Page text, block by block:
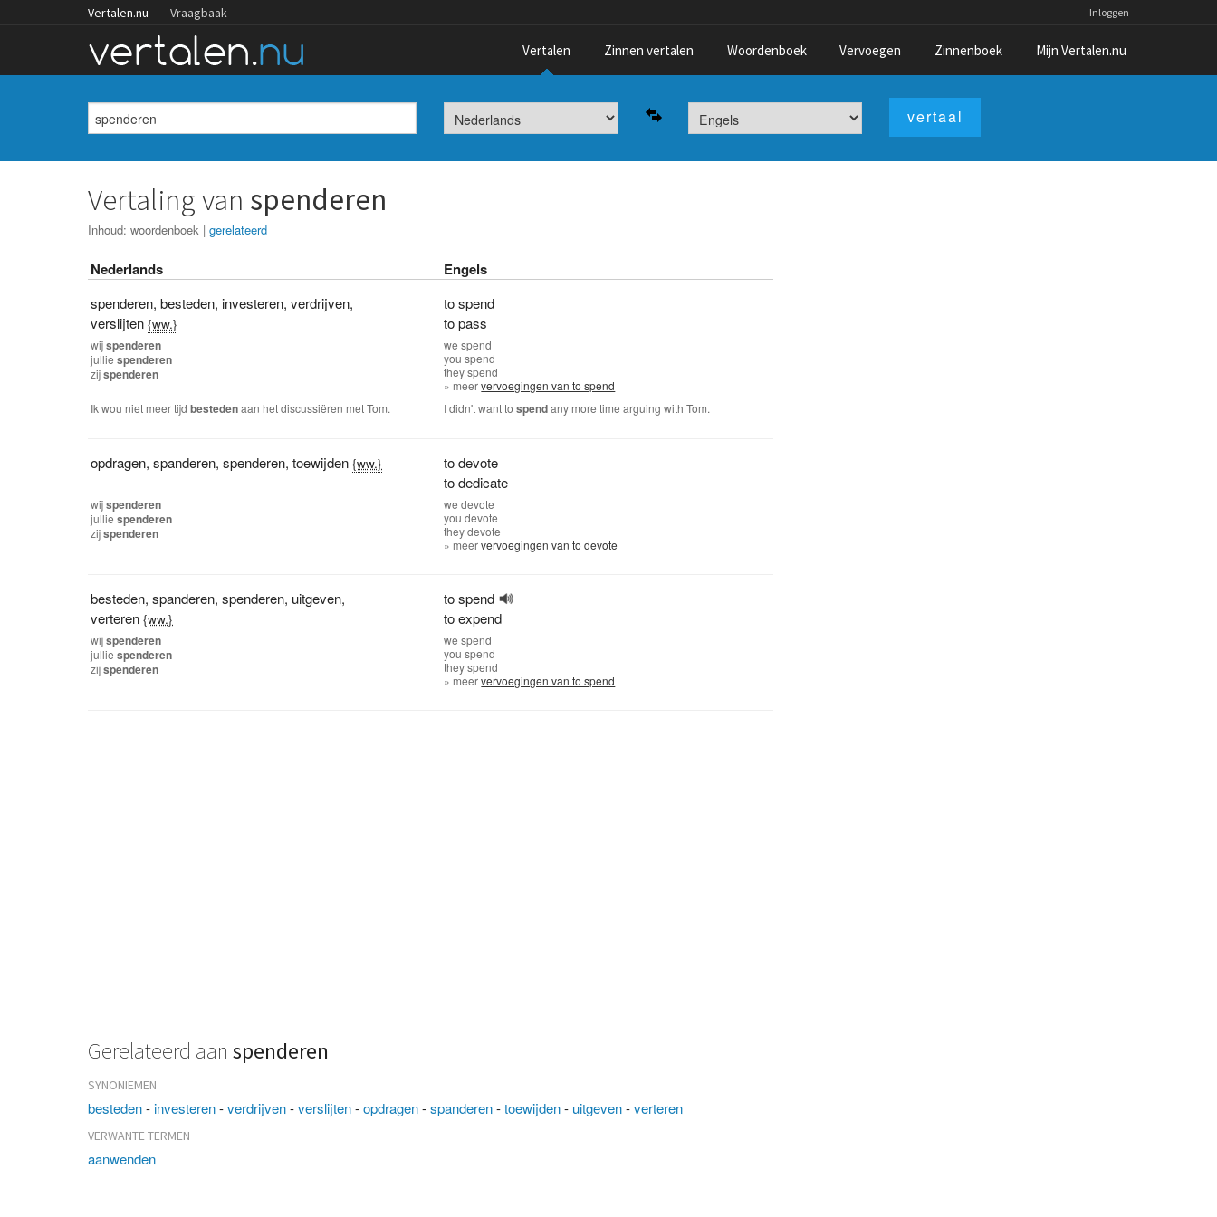
Vertalen.nu Vraagbaak Inloggen
Vertalen Zinnen vertalen Woordenboek Vervoegen Zinnenboek Mijn Vertalen.nu
Vertaling van spenderen
Inhoud:woordenboek |gerelateerd
Nederlands Engels
spenderen,besteden,investeren,verdrijven,
verslijten {ww.}
to spend
to pass
wijspenderen
julliespenderen
zijspenderen
wespend
youspend
theyspend
» meervervoegingen van to spend
Ik wou niet meer tijdbestedenaan het discussiëren met Tom. I didn't want tospendany more time arguing with Tom.
opdragen,spanderen,spenderen,toewijden {ww.}
to devote
to dedicate
wijspenderen
julliespenderen
zijspenderen
wedevote
youdevote
theydevote
» meervervoegingen van to devote
besteden,spanderen,spenderen, uitgeven,
verteren {ww.}
to spend
to expend
wijspenderen
julliespenderen
zijspenderen
wespend
youspend
theyspend
» meervervoegingen van to spend
Gerelateerd aanspenderen
SYNONIEMEN
besteden-investeren-verdrijven-verslijten-opdragen-spanderen-toewijden- uitgeven-verteren
VERWANTE TERMEN
aanwenden